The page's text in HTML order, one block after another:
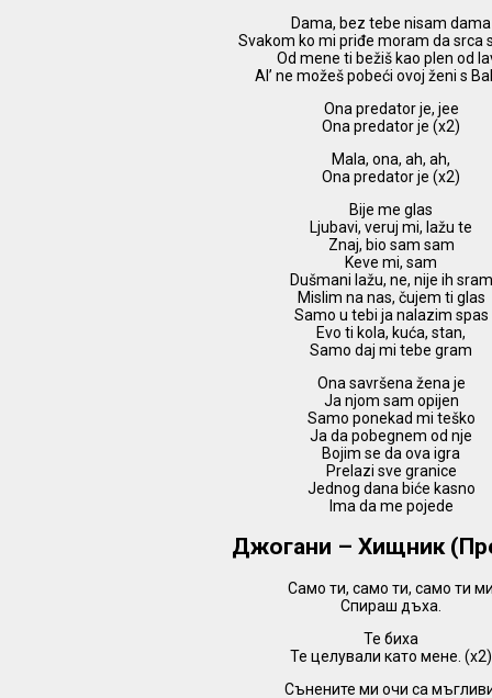
Dama, bez tebe nisam dama
Svakom ko mi priđe moram da srca
Od mene ti bežiš kao plen od
Al’ ne možeš pobeći ovoj ženi s
Ona predator je, jee
Ona predator je (x2)
Mala, ona, ah, ah,
Ona predator je (x2)
Bije me glas
Ljubavi, veruj mi, lažu te
Znaj, bio sam sam
Keve mi, sam
Dušmani lažu, ne, nije ih sram
Mislim na nas, čujem ti glas
Samo u tebi ja nalazim spas
Evo ti kola, kuća, stan,
Samo daj mi tebe gram
Ona savršena žena je
Ja njom sam opijen
Samo ponekad mi teško
Ja da pobegnem od nje
Bojim se da ova igra
Prelazi sve granice
Jednog dana biće kasno
Ima da me pojede
Джогани – Хищник
Само ти, само ти, само ти
Спираш дъха.
Те биха
Те целували като мене. (х2)
Сънените ми очи са